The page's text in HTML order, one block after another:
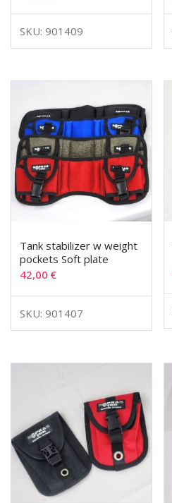
SKU: 901409
Tank stabilizer w weight
pockets Soft plate
42,00 €
SKU: 901407